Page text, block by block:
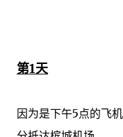
第1天
因为是下午5点的飞机